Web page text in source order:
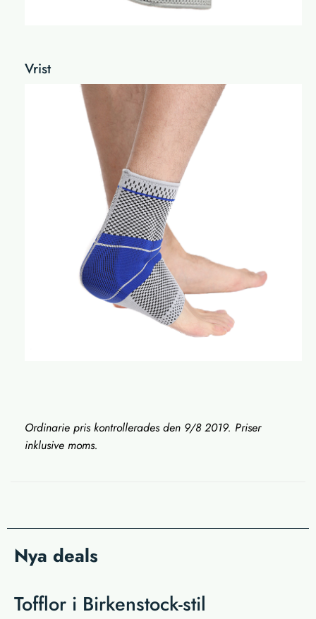
Vrist
Ordinarie pris kontrollerades den 9/8 2019. Priser
inklusive moms.
Nya deals
Tofflor i Birkenstock-stil